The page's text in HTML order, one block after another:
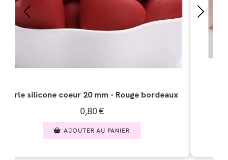
Perle silicone coeur 20 mm - Ivoire
0,80
AJOUTER AU PANIER